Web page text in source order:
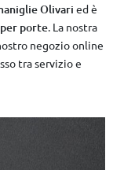
Olivari ed è
porte. La nostra
negozio online
tra servizio e